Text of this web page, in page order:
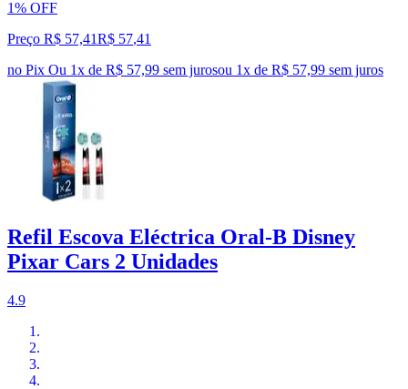
1% OFF
Preço R$ 57,41R$ 57,41
no Pix Ou 1x de R$ 57,99 sem jurosou 1x de R$ 57,99 sem juros
Refil Escova Eléctrica Oral-B Disney
Pixar Cars 2 Unidades
4.9